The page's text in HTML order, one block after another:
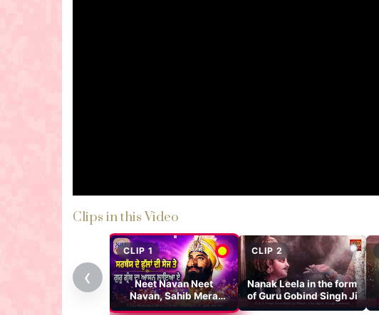
Clips in this Video
‹
CLIP 1
Neet Navan Neet
Navan, Sahib Mera
Neet Navan
CLIP 2
Nanak Leela in the form
of Guru Gobind Singh Ji